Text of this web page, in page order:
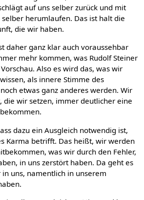
auf uns selber zurück und mit
herumlaufen. Das ist halt die
die wir haben.
daher ganz klar auch voraussehbar
mehr kommen, was Rudolf Steiner
Also es wird das, was wir
als innere Stimme des
etwas ganz anderes werden. Wir
die wir setzen, immer deutlicher eine
dazu ein Ausgleich notwendig ist,
Karma betrifft. Das heißt, wir werden
was wir durch den Fehler,
in uns zerstört haben. Da geht es
uns, namentlich in unserem